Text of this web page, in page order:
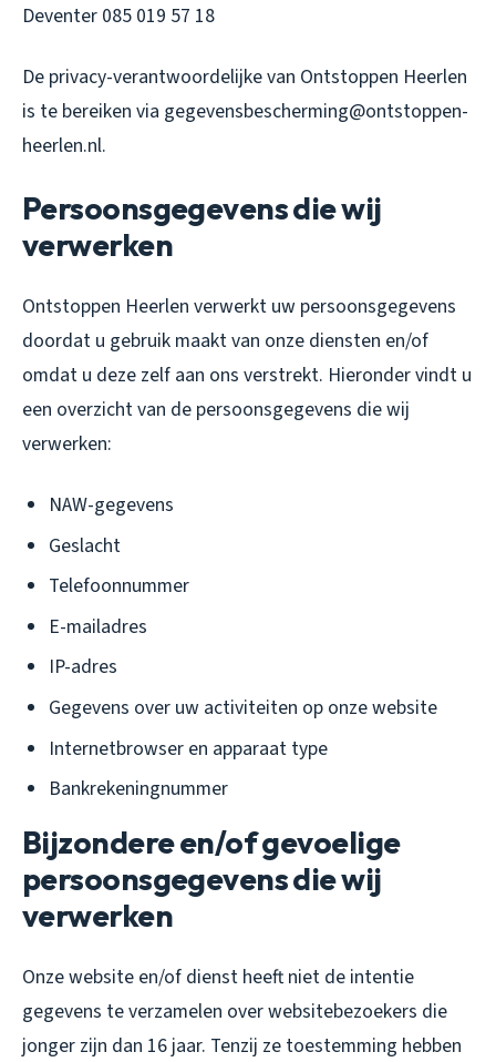
Deventer 085 019 57 18
De privacy-verantwoordelijke van Ontstoppen Heerlen
is te bereiken via gegevensbescherming@ontstoppen-
heerlen.nl.
Persoonsgegevens die wij
verwerken
Ontstoppen Heerlen verwerkt uw persoonsgegevens
doordat u gebruik maakt van onze diensten en/of
omdat u deze zelf aan ons verstrekt. Hieronder vindt u
een overzicht van de persoonsgegevens die wij
verwerken:
NAW-gegevens
Geslacht
Telefoonnummer
E-mailadres
IP-adres
Gegevens over uw activiteiten op onze website
Internetbrowser en apparaat type
Bankrekeningnummer
Bijzondere en/of gevoelige
persoonsgegevens die wij
verwerken
Onze website en/of dienst heeft niet de intentie
gegevens te verzamelen over websitebezoekers die
jonger zijn dan 16 jaar. Tenzij ze toestemming hebben